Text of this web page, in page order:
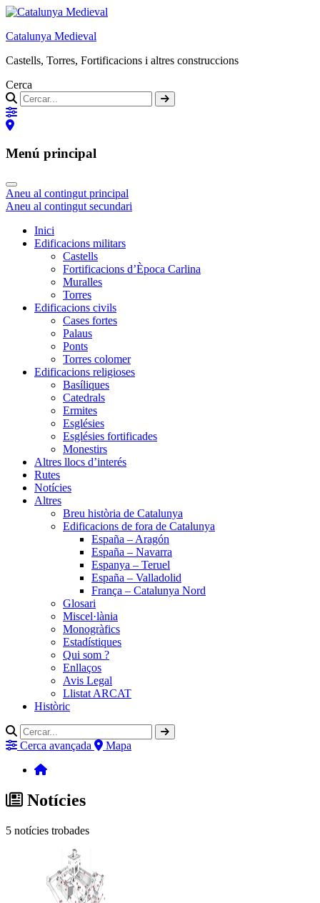
Catalunya Medieval
Castells, Torres, Fortificacions i altres construccions
Cerca
Menú principal
Aneu al contingut principal
Aneu al contingut secundari
Inici
Edificacions militars
Castells
Fortificacions d’Època Carlina
Muralles
Torres
Edificacions civils
Cases fortes
Palaus
Ponts
Torres colomer
Edificacions religioses
Basíliques
Catedrals
Ermites
Esglésies
Esglésies fortificades
Monestirs
Altres llocs d’interés
Rutes
Notícies
Altres
Breu història de Catalunya
Edificacions de fora de Catalunya
España – Aragón
España – Navarra
Espanya – Teruel
España – Valladolid
França – Catalunya Nord
Glosari
Miscel·lània
Monogràfics
Estadístiques
Qui som ?
Enllaços
Avis Legal
Llistat ARCAT
Històric
Cerca avançada Mapa
Notícies
5 notícies trobades